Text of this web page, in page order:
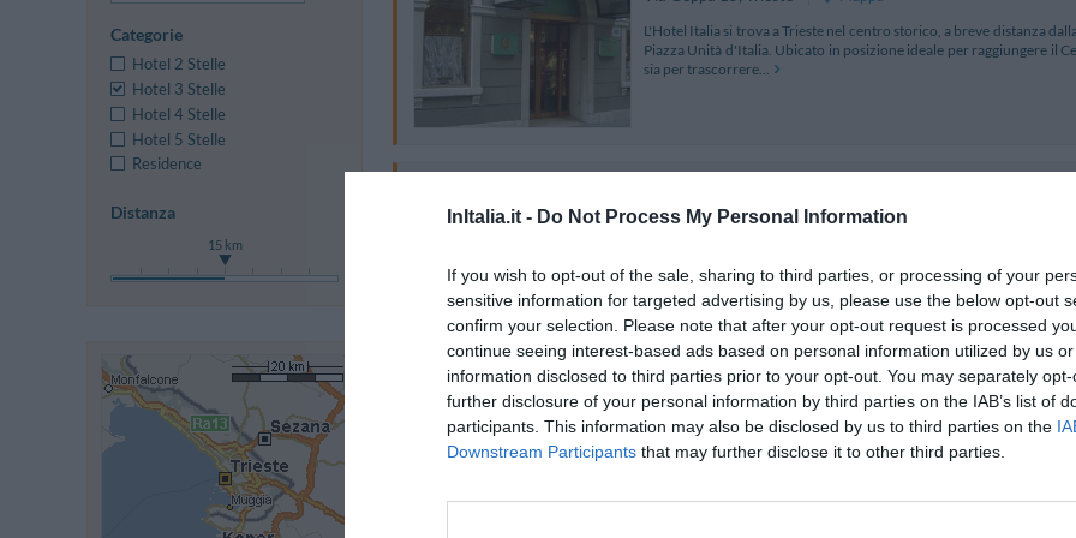
InItalia.it - Do Not Process My Personal Information
If you wish to opt-out of the sale, sharing to third parties, or processing of your
sensitive information for targeted advertising by us, please use the below opt-out
confirm your selection. Please note that after your opt-out request is processed
continue seeing interest-based ads based on personal information utilized by us
information disclosed to third parties prior to your opt-out. You may separately
further disclosure of your personal information by third parties on the IAB’s list of
participants. This information may also be disclosed by us to third parties on the
Downstream Participants that may further disclose it to other third parties.
L'Hotel Italia si trova a Trieste nel centro storico, a breve distanza
Piazza Unità d'Italia. Ubicato in posizione ideale per raggiungere il
sia per trascorrere...
Via Degli Artisti 8,Trieste
Mappa
L'Hotel Città di Parenzo è situato nel cuore del centro storico di
L'impareggiabile posizione nel centro della città permette agli
attrazioni di Trieste, nonché...
Hotel Al Viale
Via Nordio 5,Trieste
Mappa
L'Hotel Al Viale è un accogliente 3 stelle nel cuore di Trieste, situato
Teatro Rossetti, dall'Ospedale Maggiore e dall'Università degli
Categorie
Hotel 2 Stelle
Hotel 3 Stelle
Hotel 4 Stelle
Hotel 5 Stelle
Residence
Distanza
15 km